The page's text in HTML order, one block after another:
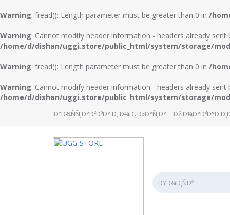
Warning: fread(): Length parameter must be greater than 0 in /
Warning: Cannot modify header information - headers already
/home/d/dishan/uggi.store/public_html/system/storage/
Warning: fread(): Length parameter must be greater than 0 in /
Warning: Cannot modify header information - headers already
/home/d/dishan/uggi.store/public_html/system/storage/
Ð”Ð¾ÑÑ‚Ð°Ð²ÐºÐ° Ð¸ Ð¾Ð¿Ð»Ð°Ñ‚Ð° Ðž